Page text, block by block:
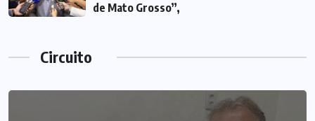
de Mato Grosso”,
Circuito